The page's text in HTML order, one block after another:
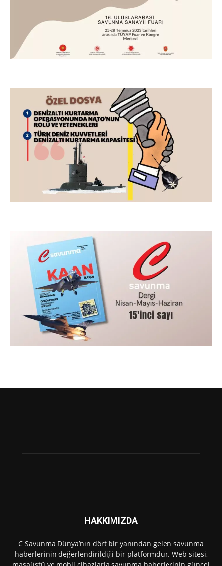
HAKKIMIZDA
C Savunma Dünya’nın dört bir yanından gelen savunma
haberlerinin değerlendirildiği bir platformdur. Web sitesi,